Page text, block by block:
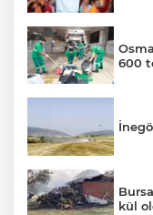
600
kül